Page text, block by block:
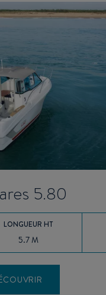
5.80
LONGUEUR HT
5.7 M